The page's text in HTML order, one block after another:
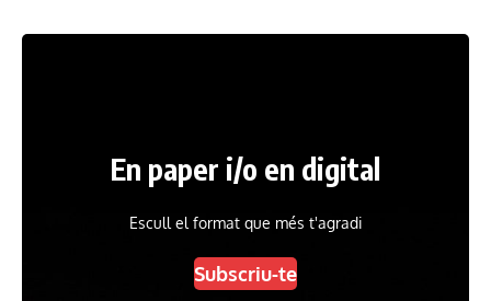
En paper i/o en digital
Escull el format que més t'agradi
Subscriu-te